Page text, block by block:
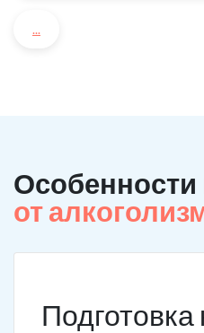
...
Особенности
от
Подготовка